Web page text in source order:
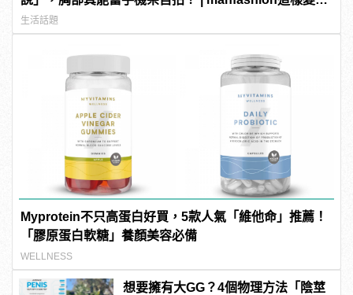
男
生活話題
Myprotein不只高蛋白好買，5款人氣「維他命」推薦！
「膠原蛋白軟糖」養顏美容必備
WELLNESS
想要擁有大GG？4個物理方法「陰莖